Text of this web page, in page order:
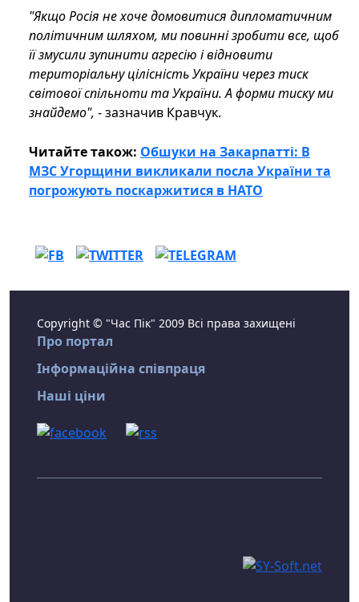
"Якщо Росія не хоче домовитися дипломатичним
політичним шляхом, ми повинні зробити все, щоб
її змусили зупинити агресію і відновити
територіальну цілісність України через тиск
світової спільноти та України. А форми тиску ми
знайдемо", - зазначив Кравчук.
Читайте також: Обшуки на Закарпатті: В
МЗС Угорщини викликали посла України та
погрожують поскаржитися в НАТО
Copyright © "Час Пік" 2009 Всі права захищені
Про портал
Інформаційна співпраця
Наші ціни